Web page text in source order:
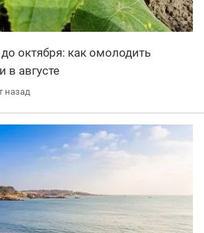
октября: как омолодить
в августе
назад